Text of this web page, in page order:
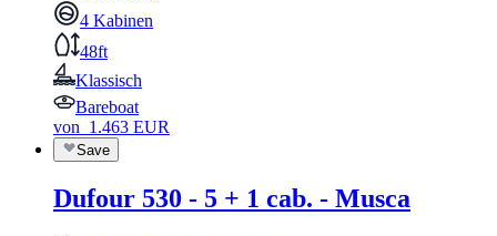
4 Kabinen
48ft
Klassisch
Bareboat
von 1.463 EUR
Save
Dufour 530 - 5 + 1 cab. - Musca